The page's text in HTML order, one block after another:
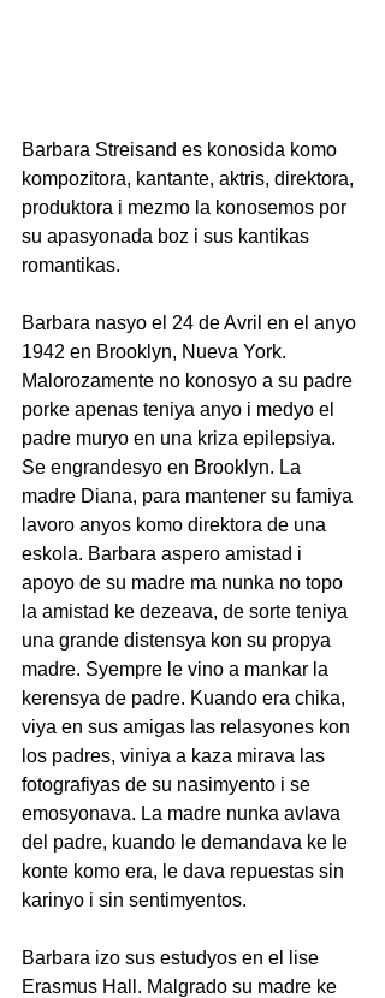
Barbara Streisand es konosida komo
kompozitora, kantante, aktris, direktora,
produktora i mezmo la konosemos por
su apasyonada boz i sus kantikas
romantikas.
Barbara nasyo el 24 de Avril en el anyo
1942 en Brooklyn, Nueva York.
Malorozamente no konosyo a su padre
porke apenas teniya anyo i medyo el
padre muryo en una kriza epilepsiya.
Se engrandesyo en Brooklyn. La
madre Diana, para mantener su famiya
lavoro anyos komo direktora de una
eskola. Barbara aspero amistad i
apoyo de su madre ma nunka no topo
la amistad ke dezeava, de sorte teniya
una grande distensya kon su propya
madre. Syempre le vino a mankar la
kerensya de padre. Kuando era chika,
viya en sus amigas las relasyones kon
los padres, viniya a kaza mirava las
fotografiyas de su nasimyento i se
emosyonava. La madre nunka avlava
del padre, kuando le demandava ke le
konte komo era, le dava repuestas sin
karinyo i sin sentimyentos.
Barbara izo sus estudyos en el lise
Erasmus Hall. Malgrado su madre ke